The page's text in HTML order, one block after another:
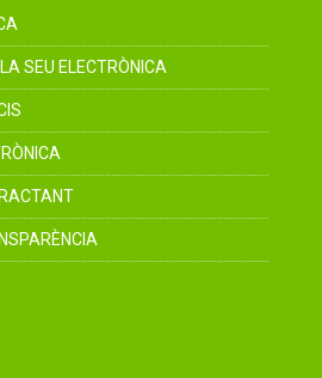
SEU ELECTRÒNICA